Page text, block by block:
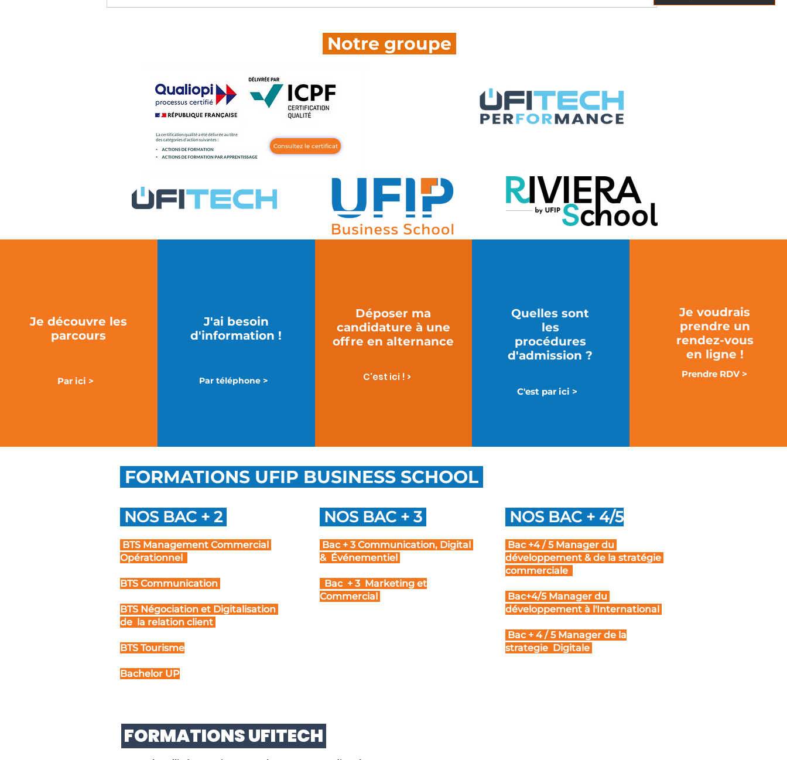
Notre groupe
Consultez le certificat
Je découvre les
parcours
Par ici >
J'ai besoin
d'information !
Par téléphone >
Déposer ma
candidature à une
offre en alternance
C'est ici ! >
Quelles sont
les
procédures
d'admission ?
C'est par ici >
Je voudrais
prendre un
rendez-vous
en ligne !
Prendre RDV >
FORMATIONS UFIP BUSINESS SCHOOL
NOS BAC + 2
BTS Management Commercial
Opérationnel
BTS Communication
BTS Négociation et Digitalisation
de la relation client
BTS Tourisme
Bachelor UP
NOS BAC + 3
Bac + 3 Communication, Digital
& Événementiel
Bac + 3 Marketing et
Commercial
NOS BAC + 4/5
Bac +4 / 5 Manager du
développement & de la stratégie
commerciale
Bac+4/5 Manager du
développement à l'International
Bac + 4 / 5 Manager de la
strategie Digitale
FORMATIONS UFITECH